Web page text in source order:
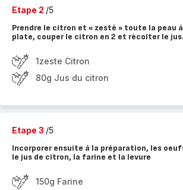
Etape 2 /5
Prendre le citron et « zesté » toute la peau à
plate, couper le citron en 2 et récolter le jus.
1zeste Citron
80g Jus du citron
Etape 3 /5
Incorporer ensuite à la préparation, les
le jus de citron, la farine et la levure
150g Farine